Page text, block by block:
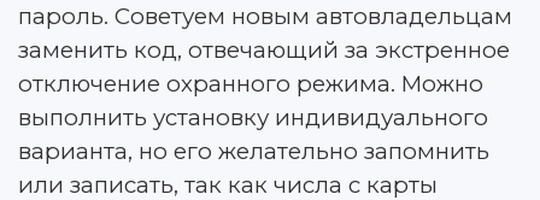
пароль. Советуем новым автовладельцам
заменить код, отвечающий за экстренное
отключение охранного режима. Можно
выполнить установку индивидуального
варианта, но его желательно запомнить
или записать, так как числа с карты